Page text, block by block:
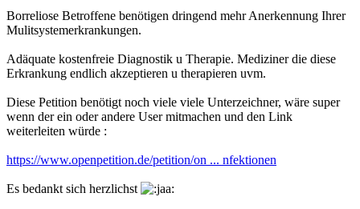
Borreliose Betroffene benötigen dringend mehr Anerkennung Ihrer
Mulitsystemerkrankungen.
Adäquate kostenfreie Diagnostik u Therapie. Mediziner die diese
Erkrankung endlich akzeptieren u therapieren uvm.
Diese Petition benötigt noch viele viele Unterzeichner, wäre super
wenn der ein oder andere User mitmachen und den Link
weiterleiten würde :
https://www.openpetition.de/petition/on ... nfektionen
Es bedankt sich herzlichst